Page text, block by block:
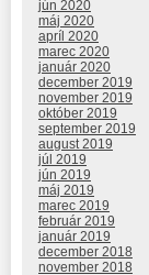
jún 2020
máj 2020
apríl 2020
marec 2020
január 2020
december 2019
november 2019
október 2019
september 2019
august 2019
júl 2019
jún 2019
máj 2019
marec 2019
február 2019
január 2019
december 2018
november 2018